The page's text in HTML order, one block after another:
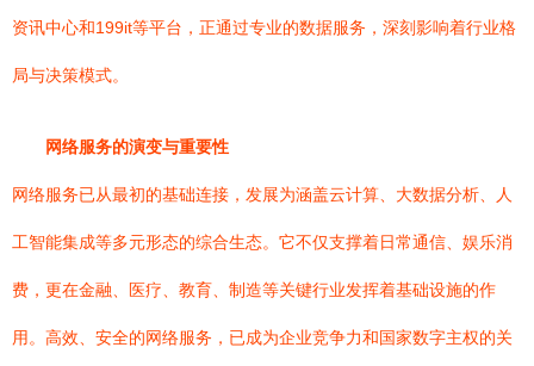
资讯中心和199it等平台，正通过专业的数据服务，深刻影响着行业格
局与决策模式。
网络服务的演变与重要性
网络服务已从最初的基础连接，发展为涵盖云计算、大数据分析、人
工智能集成等多元形态的综合生态。它不仅支撑着日常通信、娱乐消
费，更在金融、医疗、教育、制造等关键行业发挥着基础设施的作
用。高效、安全的网络服务，已成为企业竞争力和国家数字主权的关